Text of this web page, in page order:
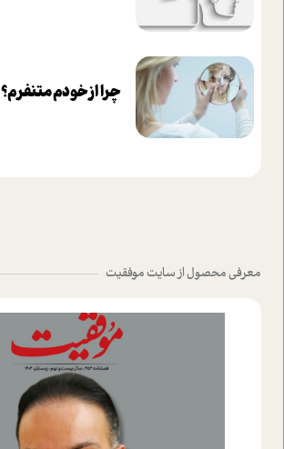
چرا از خودم متنفرم؟
معرفی محصول از سایت موفقیت